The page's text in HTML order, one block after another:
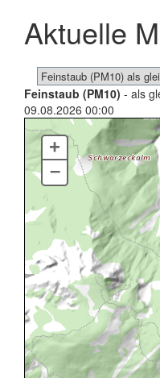
Aktuelle
Feinstaub (PM10) - als
09.08.2026 00:00
+
–